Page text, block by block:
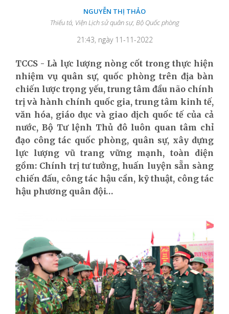
NGUYỄN THỊ THẢO
Thiếu tá, Viện Lịch sử quân sự, Bộ Quốc phòng
21:43, ngày 11-11-2022
TCCS - Là lực lượng nòng cốt trong thực hiện
nhiệm vụ quân sự, quốc phòng trên địa bàn
chiến lược trọng yếu, trung tâm đầu não chính
trị và hành chính quốc gia, trung tâm kinh tế,
văn hóa, giáo dục và giao dịch quốc tế của cả
nước, Bộ Tư lệnh Thủ đô luôn quan tâm chỉ
đạo công tác quốc phòng, quân sự, xây dựng
lực lượng vũ trang vững mạnh, toàn diện
gồm: Chính trị tư tưởng, huấn luyện sẵn sàng
chiến đấu, công tác hậu cần, kỹ thuật, công tác
hậu phương quân đội…